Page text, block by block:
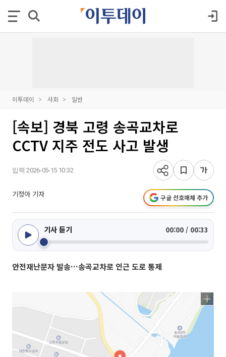
이투데이 사회 일반
[속보] 경북 고령 송곡교차로
CCTV 지주 전도 사고 발생
입력 2026-05-15 10:32
기정아 기자 구글 선호매체 추가
기사 듣기 00:00 / 00:33
안전재난문자 발송…송곡교차로 인근 도로 통제